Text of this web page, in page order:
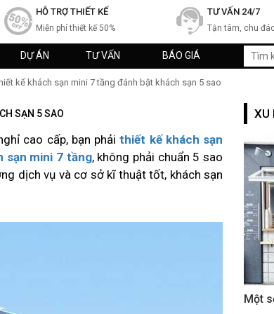
HỖ TRỢ THIẾT KẾ
Miễn phí thiết kế 50%
TƯ VẤN 24/7
Tận tâm, chu
DỰ ÁN TƯ VẤN BÁO GIÁ
kế khách sạn mini 7 tầng đánh bật khách sạn 5 sao
SẠN 5 SAO
cao cấp, bạn phảithiết kế khách sạn
sạn mini 7 tầng, không phải chuẩn 5 sao
dịch vụ và cơ sở kĩ thuật tốt, khách sạn
XU
Một